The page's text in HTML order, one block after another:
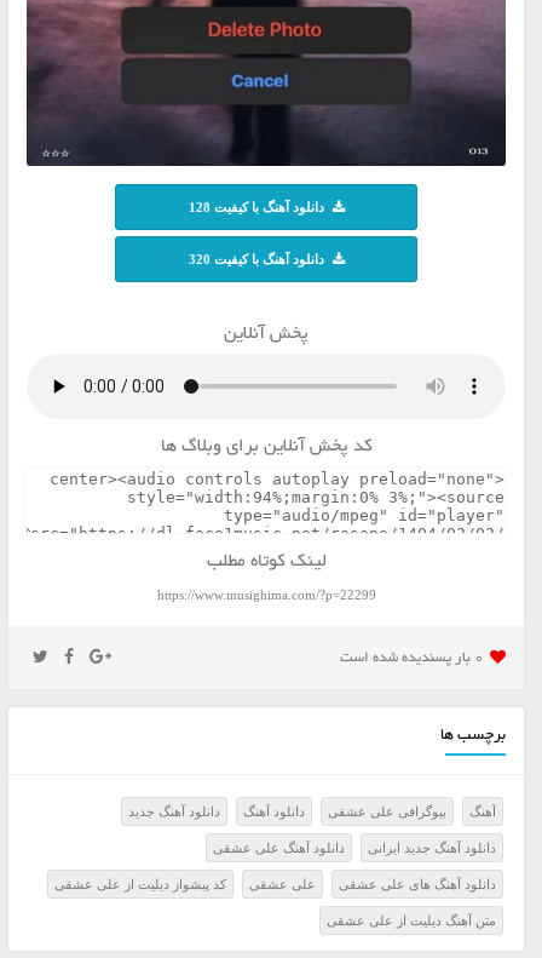
دانلود آهنگ با کیفیت 128
دانلود آهنگ با کیفیت 320
پخش آنلاین
کد پخش آنلاین برای وبلاگ ها
لینک کوتاه مطلب
https://www.musighima.com/?p=22299
0 بار پسنديده شده است
برچسب ها
آهنگ بیوگرافی علی عشقی دانلود آهنگ دانلود آهنگ جدید
دانلود آهنگ جدید ایرانی دانلود آهنگ علی عشقی
دانلود آهنگ های علی عشقی علی عشقی کد پیشواز دیلیت از علی عشقی
متن آهنگ دیلیت از علی عشقی